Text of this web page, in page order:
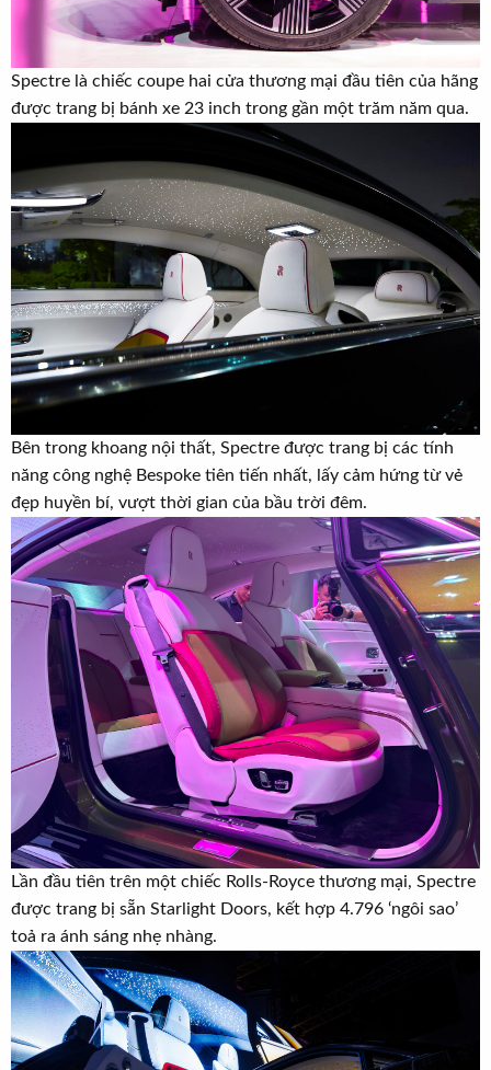
Spectre là chiếc coupe hai cửa thương mại đầu tiên của hãng
được trang bị bánh xe 23 inch trong gần một trăm năm qua.
Bên trong khoang nội thất, Spectre được trang bị các tính
năng công nghệ Bespoke tiên tiến nhất, lấy cảm hứng từ vẻ
đẹp huyền bí, vượt thời gian của bầu trời đêm.
Lần đầu tiên trên một chiếc Rolls-Royce thương mại, Spectre
được trang bị sẵn Starlight Doors, kết hợp 4.796 ‘ngôi sao’
toả ra ánh sáng nhẹ nhàng.